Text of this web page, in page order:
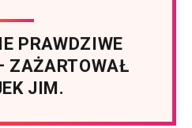
PRAWDZIWE
ZAŻARTOWAŁ
JIM.